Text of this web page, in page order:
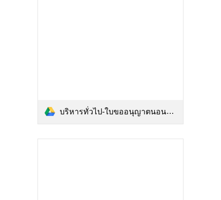
บริหารทั่วไป-ใบขออนุญาตนอนพักห้องพยาบาล.pdf